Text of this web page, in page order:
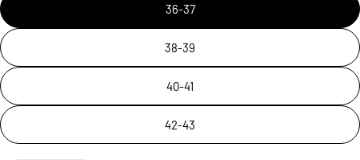
36-37
38-39
40-41
42-43